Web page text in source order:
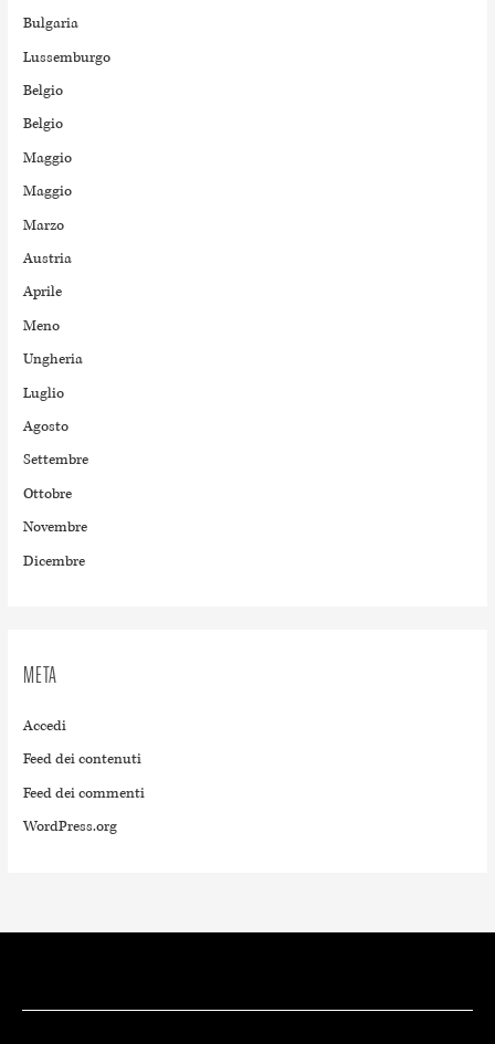
Bulgaria
Lussemburgo
Belgio
Belgio
Maggio
Maggio
Marzo
Austria
Aprile
Meno
Ungheria
Luglio
Agosto
Settembre
Ottobre
Novembre
Dicembre
META
Accedi
Feed dei contenuti
Feed dei commenti
WordPress.org